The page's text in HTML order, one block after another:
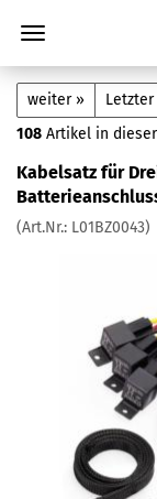
weiter »
Letzter
108 Artikel in
Kabelsatz für
(Art.Nr.: L01BZ0043)